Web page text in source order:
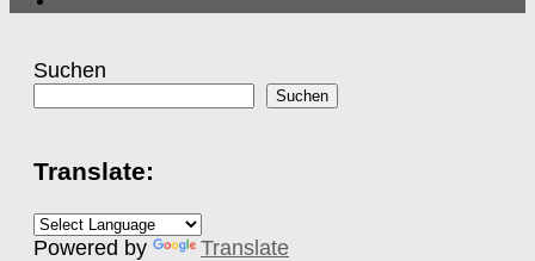
Suchen
Suchen
Translate:
Powered by Translate